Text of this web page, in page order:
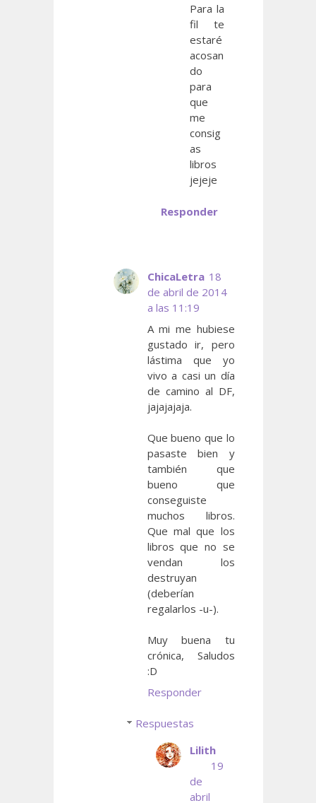
Para la
fil te
estaré
acosan
do
para
que
me
consig
as
libros
jejeje
Responder
ChicaLetra 18
de abril de 2014
a las 11:19
A mi me hubiese
gustado ir, pero
lástima que yo
vivo a casi un día
de camino al DF,
jajajajaja.
Que bueno que lo
pasaste bien y
también que
bueno que
conseguiste
muchos libros.
Que mal que los
libros que no se
vendan los
destruyan
(deberían
regalarlos -u-).
Muy buena tu
crónica, Saludos
:D
Responder
Respuestas
Lilith
19
de
abril